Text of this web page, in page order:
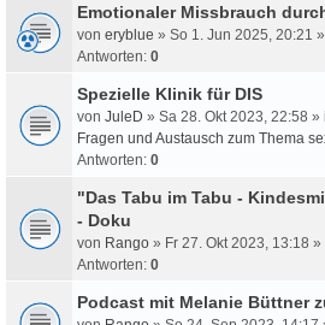
Emotionaler Missbrauch
von eryblue » So 1. Jun 2025, 20:21
Antworten: 0
Spezielle Klinik für DIS
von JuleD » Sa 28. Okt 2023, 22:58 »
Fragen und Austausch zum Thema
Antworten: 0
"Das Tabu im Tabu -
- Doku
von Rango » Fr 27. Okt 2023, 13:18 »
Antworten: 0
Podcast mit Melanie Büttner